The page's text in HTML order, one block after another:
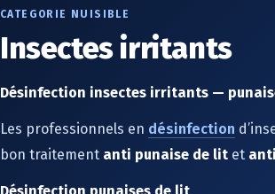
CATEGORIE NUISIBLE
Insectes irritants
Désinfection insectes irritants —
Les professionnels en désinfection
bon traitement anti punaise de lit et